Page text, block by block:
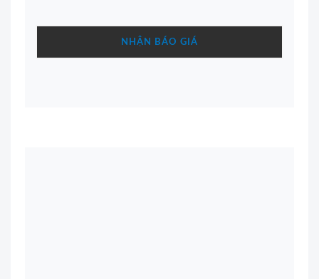
NHẬN BÁO GIÁ